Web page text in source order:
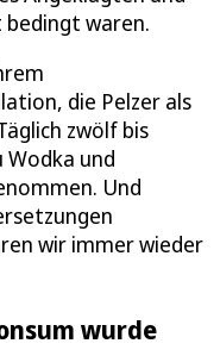
waren.
die Pelzer als
zwölf bis
Wodka und
Und
wir immer wieder
wurde